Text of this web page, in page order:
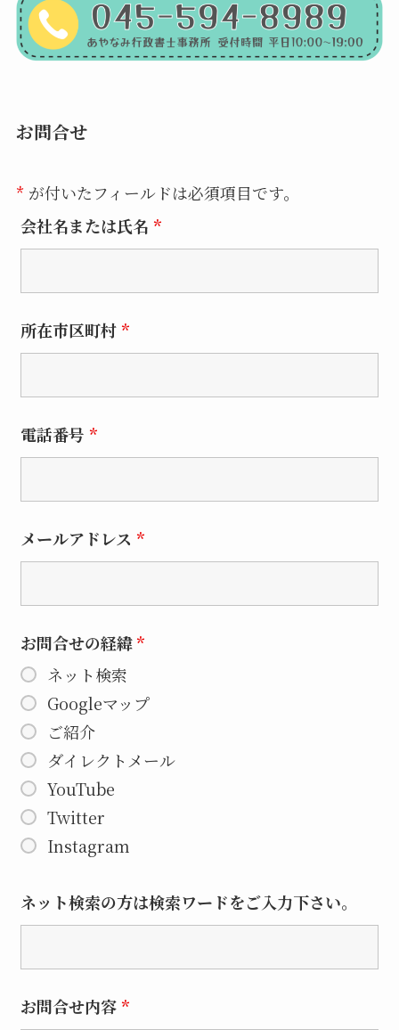
お問合せ
* が付いたフィールドは必須項目です。
会社名または氏名 *
所在市区町村 *
電話番号 *
メールアドレス *
お問合せの経緯*
ネット検索
Googleマップ
ご紹介
ダイレクトメール
YouTube
Twitter
Instagram
ネット検索の方は検索ワードをご入力下さい。
お問合せ内容 *